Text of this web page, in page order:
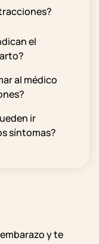
el
al médico
ir
síntomas?
y te